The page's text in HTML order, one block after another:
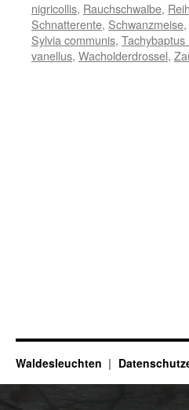
nigricollis, Rauchschwalbe,
Schnatterente, Schwanzmeise,
Sylvia communis, Tachybaptus
vanellus, Wacholderdrossel,
Waldesleuchten